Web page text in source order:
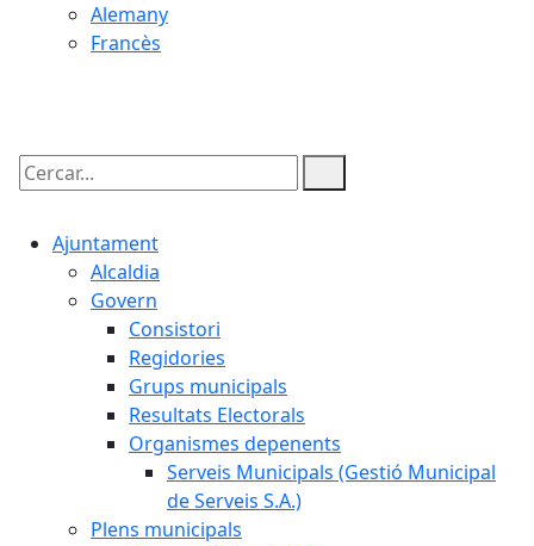
Alemany
Francès
Cercar:
Ajuntament
Alcaldia
Govern
Consistori
Regidories
Grups municipals
Resultats Electorals
Organismes depenents
Serveis Municipals (Gestió Municipal
de Serveis S.A.)
Plens municipals